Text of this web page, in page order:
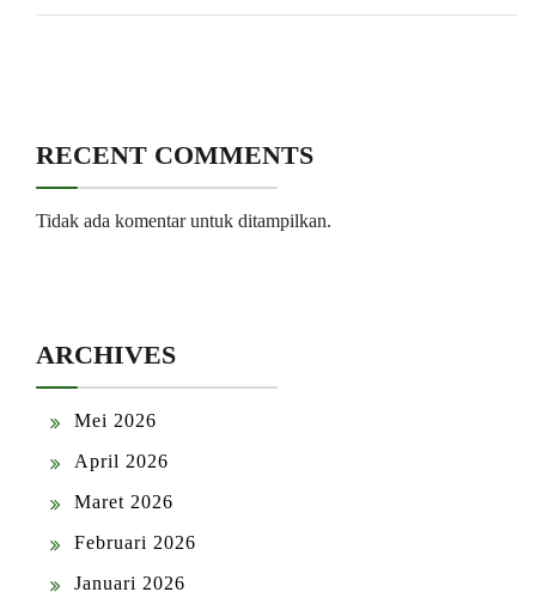
RECENT COMMENTS
Tidak ada komentar untuk ditampilkan.
ARCHIVES
Mei 2026
April 2026
Maret 2026
Februari 2026
Januari 2026